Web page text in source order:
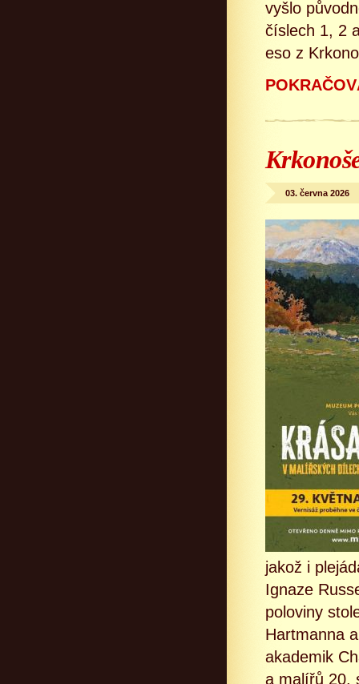
vyšlo
číslech 1, 2
eso z
03. června 2026
jakož i
Ignaze
poloviny
Hartmanna
akademik
a malířů 20.